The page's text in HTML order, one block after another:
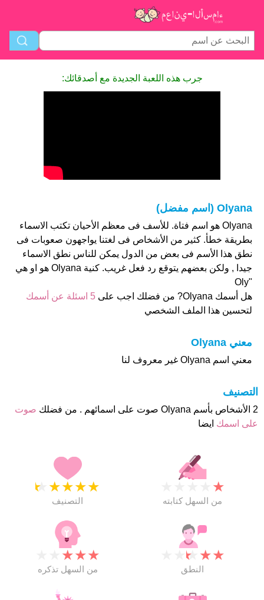
جرب هذه اللعبة الجديدة مع أصدقائك:
Olyana (اسم مفضل)
Olyana هو اسم فتاة. للأسف فى معظم الأحيان تكتب الاسماء
بطريقة خطأ. كثير من الأشخاص فى لغتنا يواجهون صعوبات فى
نطق هذا الأسم فى بعض من الدول يمكن للناس نطق الاسماء
جيدا , ولكن بعضهم يتوقع رد فعل غريب. كنية Olyana هو او هي
"Oly
هل أسمك Olyana? من فضلك اجب على
5 اسئلة عن أسمك
لتحسين هذا الملف الشخصي
معني Olyana
معني اسم Olyana غير معروف لنا
التصنيف
2 الأشخاص بأسم Olyana صوت على اسمائهم . من فضلك
صوت
على اسمك ايضا
★
★
★
★
★
التصنيف
★
من السهل كتابته
★
★
★
من السهل تذكره
★
★
★
النطق